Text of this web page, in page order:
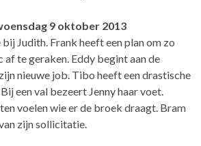
9 oktober 2013
Judith. Frank heeft een plan om zo
af te geraken. Eddy begint aan de
nieuwe job. Tibo heeft een drastische
een val bezeert Jenny haar voet.
voelen wie er de broek draagt. Bram
zijn sollicitatie.